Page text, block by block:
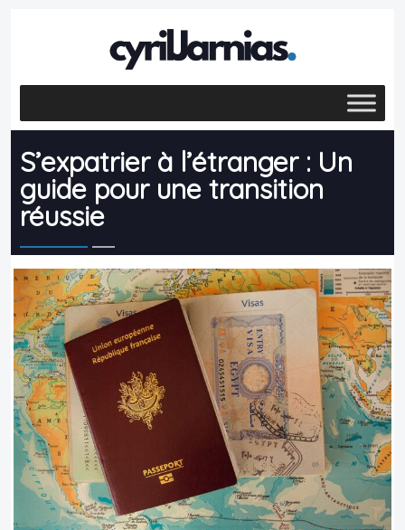
S’expatrier à l’étranger : Un
guide pour une transition
réussie